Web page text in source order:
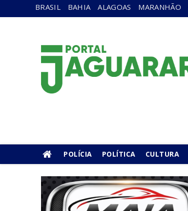
BRASIL BAHIA ALAGOAS MARANHÃO
POLÍCIA POLÍTICA CULTURA